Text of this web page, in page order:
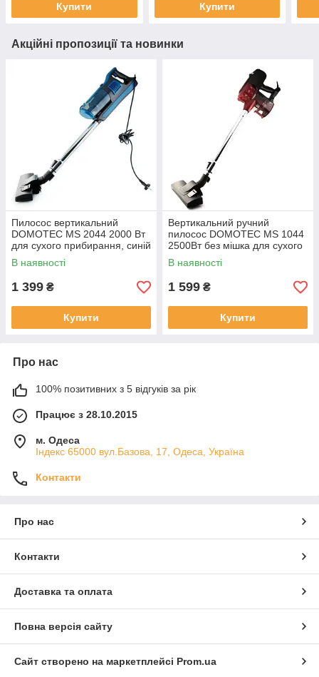
Купити Купити
Акційні пропозиції та новинки
Пилосос вертикальний
DOMOTEC MS 2044 2000 Вт
для сухого прибирання, синій
В наявності
1 399 ₴
Купити
Вертикальний ручний
пилосос DOMOTEC MS 1044
2500Вт без мішка для сухого
прибирання з контейнером
В наявності
1 599 ₴
Купити
Про нас
100% позитивних з 5 відгуків за рік
Працює з 28.10.2015
м. Одеса
Індекс 65000 вул.Базова, 17, Одеса, Україна
Контакти
Про нас
Контакти
Доставка та оплата
Повна версія сайту
Сайт створено на маркетплейсі Prom.ua